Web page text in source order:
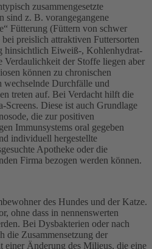
zusammengesetzte
sind z. B. vorangegangene
Fütterung (Füttern von schwer
preislich attraktiven Futtersorten
hinsichtlich Eiweiß-, Kohlenhydrat-
Verdaulichkeit der Stoffe liegen aber
können zu chronischen
Durchfälle und
treten auf. Bei Verdacht hilft die
Diese ist auch Grundlage
die zur positiven
Immunsystems oral gegeben
individuell hergestellte
Apotheke oder die
Firma bezogen werden können.
des Hundes und der Katze.
ohne dass in nennenswerten
Bei Dysbakterien oder nach
die Zusammensetzung der
einer Änderung des Milieus, die eine